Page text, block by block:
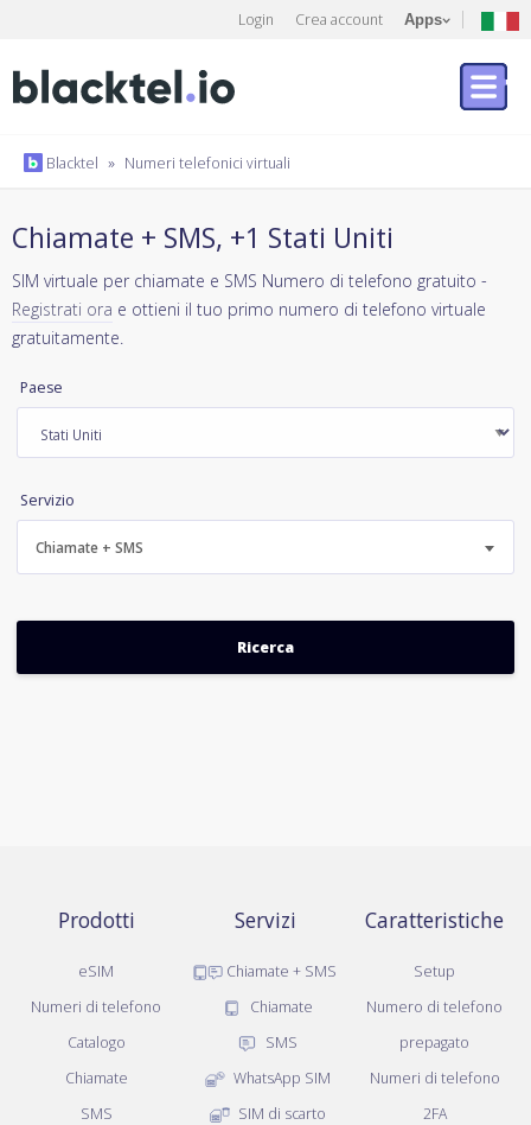
Login Crea account Apps
Blacktel » Numeri telefonici virtuali
Chiamate + SMS, +1 Stati Uniti
SIM virtuale per chiamate e SMS Numero di telefono gratuito -
Registrati ora e ottieni il tuo primo numero di telefono virtuale
gratuitamente.
Paese
Servizio
Chiamate + SMS
Prodotti
eSIM
Numeri di telefono
Catalogo
Chiamate
SMS
Servizi
Chiamate + SMS
Chiamate
SMS
WhatsApp SIM
SIM di scarto
Caratteristiche
Setup
Numero di telefono
prepagato
Numeri di telefono
2FA